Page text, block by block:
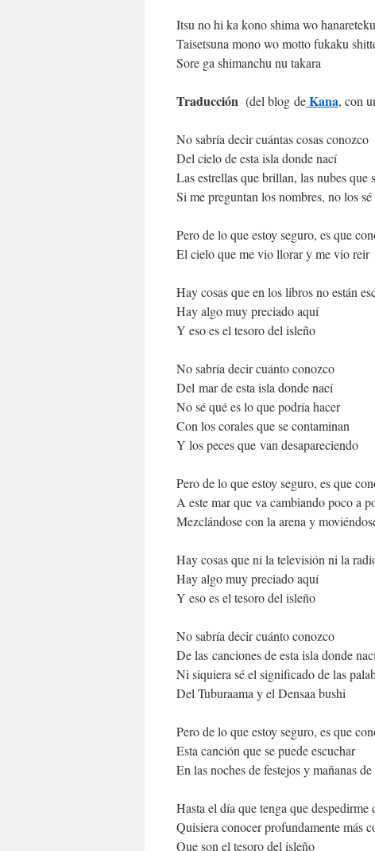
Itsu no hi ka kono shima wo
Taisetsuna mono wo motto fukaku
Sore ga shimanchu nu takara
Traducción (del blog deKana, con
No sabría decir cuántas cosas conozco
Del cielo de esta isla donde nací
Las estrellas que brillan, las nubes que
Si me preguntan los nombres, no los sé
Pero de lo que estoy seguro, es que
El cielo que me vio llorar y me vio reir
Hay cosas que en los libros no están
Hay algo muy preciado aquí
Y eso es el tesoro del isleño
No sabría decir cuánto conozco
Del mar de esta isla donde nací
No sé qué es lo que podría hacer
Con los corales que se contaminan
Y los peces que van desapareciendo
Pero de lo que estoy seguro, es que
A este mar que va cambiando poco a
Mezclándose con la arena y
Hay cosas que ni la televisión ni la
Hay algo muy preciado aquí
Y eso es el tesoro del isleño
No sabría decir cuánto conozco
De las canciones de esta isla donde
Ni siquiera sé el significado de las
Del Tuburaama y el Densaa bushi
Pero de lo que estoy seguro, es que
Esta canción que se puede escuchar
En las noches de festejos y mañanas
Hasta el día que tenga que despedirme
Quisiera conocer profundamente más
Que son el tesoro del isleño